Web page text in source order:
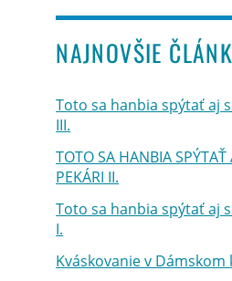
NAJNOVŠIE
Toto sa hanbia spýtať aj
III.
TOTO SA HANBIA SPÝTAŤ
PEKÁRI II.
Toto sa hanbia spýtať aj
I.
Kváskovanie v Dámskom